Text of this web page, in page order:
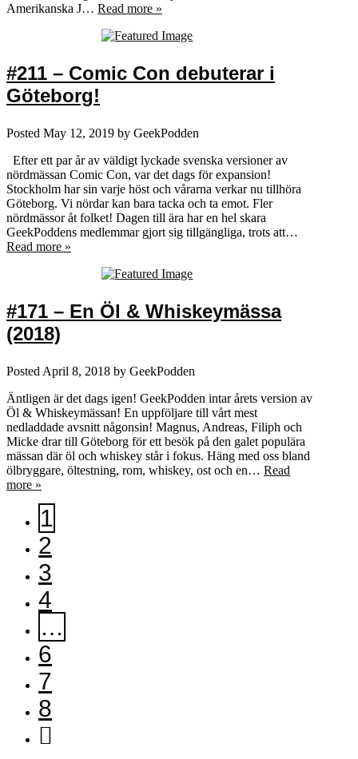
Amerikanska J… Read more »
#211 – Comic Con debuterar i
Göteborg!
Posted May 12, 2019 by GeekPodden
Efter ett par år av väldigt lyckade svenska versioner av
nördmässan Comic Con, var det dags för expansion!
Stockholm har sin varje höst och vårarna verkar nu tillhöra
Göteborg. Vi nördar kan bara tacka och ta emot. Fler
nördmässor åt folket! Dagen till ära har en hel skara
GeekPoddens medlemmar gjort sig tillgängliga, trots att…
Read more »
#171 – En Öl & Whiskeymässa
(2018)
Posted April 8, 2018 by GeekPodden
Äntligen är det dags igen! GeekPodden intar årets version av
Öl & Whiskeymässan! En uppföljare till vårt mest
nedladdade avsnitt någonsin! Magnus, Andreas, Filiph och
Micke drar till Göteborg för ett besök på den galet populära
mässan där öl och whiskey står i fokus. Häng med oss bland
ölbryggare, öltestning, rom, whiskey, ost och en… Read
more »
1
2
3
4
…
6
7
8